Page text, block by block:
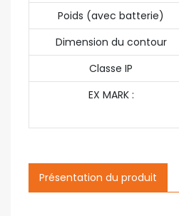
Poids (avec batterie)
Dimension du contour
Classe IP
EX MARK :
Présentation du produit